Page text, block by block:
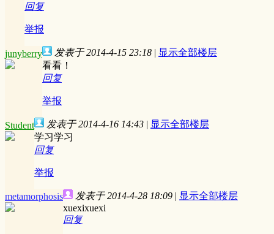
回复
举报
junyberry 发表于 2014-4-15 23:18 | 显示全部楼层
看看！
回复
举报
Student 发表于 2014-4-16 14:43 | 显示全部楼层
学习学习
回复
举报
metamorphosis 发表于 2014-4-28 18:09 | 显示全部楼层
xuexixuexi
回复